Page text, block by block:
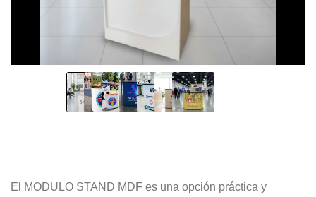
El MODULO STAND MDF es una opción práctica y